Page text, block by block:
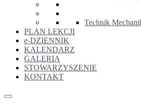
Technik
PLAN LEKCJI
e-DZIENNIK
KALENDARZ
GALERIA
STOWARZYSZENIE
KONTAKT